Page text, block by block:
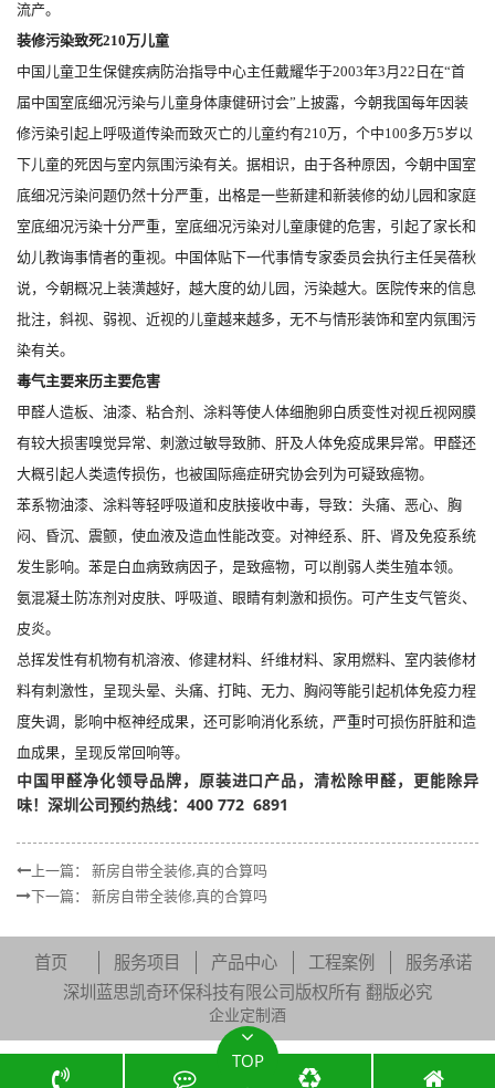
流产。
装修污染致死210万儿童
中国儿童卫生保健疾病防治指导中心主任戴耀华于2003年3月22日在“首
届中国室底细况污染与儿童身体康健研讨会”上披露，今朝我国每年因装
修污染引起上呼吸道传染而致灭亡的儿童约有210万，个中100多万5岁以
下儿童的死因与室内氛围污染有关。据相识，由于各种原因，今朝中国室
底细况污染问题仍然十分严重，出格是一些新建和新装修的幼儿园和家庭
室底细况污染十分严重，室底细况污染对儿童康健的危害，引起了家长和
幼儿教诲事情者的重视。中国体贴下一代事情专家委员会执行主任吴蓓秋
说，今朝概况上装潢越好，越大度的幼儿园，污染越大。医院传来的信息
批注，斜视、弱视、近视的儿童越来越多，无不与情形装饰和室内氛围污
染有关。
毒气主要来历主要危害
甲醛人造板、油漆、粘合剂、涂料等使人体细胞卵白质变性对视丘视网膜
有较大损害嗅觉异常、刺激过敏导致肺、肝及人体免疫成果异常。甲醛还
大概引起人类遗传损伤，也被国际癌症研究协会列为可疑致癌物。
苯系物油漆、涂料等轻呼吸道和皮肤接收中毒，导致：头痛、恶心、胸
闷、昏沉、震颤，使血液及造血性能改变。对神经系、肝、肾及免疫系统
发生影响。苯是白血病致病因子，是致癌物，可以削弱人类生殖本领。
氨混凝土防冻剂对皮肤、呼吸道、眼睛有刺激和损伤。可产生支气管炎、
皮炎。
总挥发性有机物有机溶液、修建材料、纤维材料、家用燃料、室内装修材
料有刺激性，呈现头晕、头痛、打盹、无力、胸闷等能引起机体免疫力程
度失调，影响中枢神经成果，还可影响消化系统，严重时可损伤肝脏和造
血成果，呈现反常回响等。
中国甲醛净化领导品牌，原装进口产品，清松除甲醛，更能除异
味！深圳公司预约热线：400 772 6891
上一篇：
新房自带全装修,真的合算吗
下一篇：
新房自带全装修,真的合算吗
首页 服务项目 产品中心 工程案例
服务承诺
深圳蓝思凯奇环保科技有限公司版权所有 翻版必究
企业定制酒
TOP